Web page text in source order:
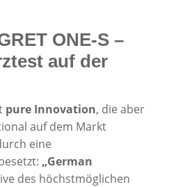
ONE-S –
auf der
pure Innovation, die aber
auf dem Markt
eine
„German
des höchstmöglichen